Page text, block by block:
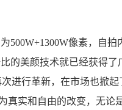
500W+1300W像素，自拍
的美颜技术就已经获得了
进行革新，在市场也掀
真实和自由的改变，无论